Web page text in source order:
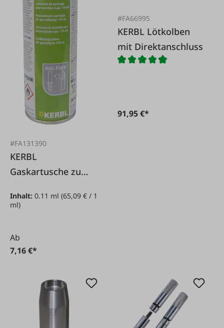
#FA131390
KERBL
Gaskartusche zu
Inhalt: 0.11 ml (65,09 € / 1
ml)
Ab
7,16 €*
#FA66995
KERBL Lötkolben
mit Direktanschluss
91,95 €*